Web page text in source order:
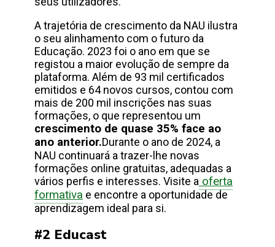
A trajetória de crescimento da NAU ilustra
o seu alinhamento com o futuro da
Educação. 2023 foi o ano em que se
registou a maior evolução de sempre da
plataforma. Além de 93 mil certificados
emitidos e 64 novos cursos, contou com
mais de 200 mil inscrições nas suas
formações, o que representou um
crescimento de quase 35% face ao
ano anterior.Durante o ano de 2024, a
NAU continuará a trazer-lhe novas
formações online gratuitas, adequadas a
vários perfis e interesses. Visite a oferta
formativa e encontre a oportunidade de
aprendizagem ideal para si.
#2 Educast